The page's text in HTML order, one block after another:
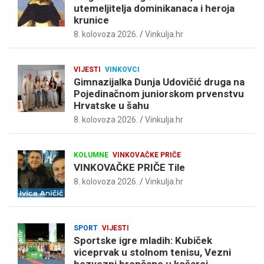
utemeljitelja dominikanaca i heroja
krunice
8. kolovoza 2026. Vinkulja.hr
VIJESTI VINKOVCI
Gimnazijalka Dunja Udovičić druga na
Pojedinačnom juniorskom prvenstvu
Hrvatske u šahu
8. kolovoza 2026. Vinkulja.hr
KOLUMNE VINKOVAČKE PRIČE
VINKOVAČKE PRIČE Tile
8. kolovoza 2026. Vinkulja.hr
SPORT VIJESTI
Sportske igre mladih: Kubiček
viceprvak u stolnom tenisu, Vezni